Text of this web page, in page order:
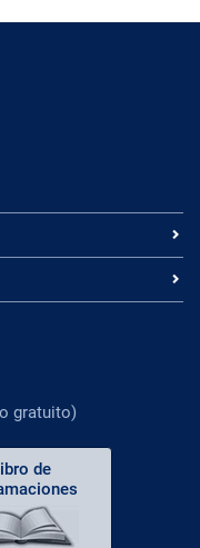
gratuito)
de